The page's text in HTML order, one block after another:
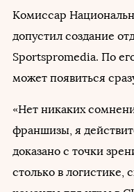
Комиссар
допустил создание
Sportspromedia. По
может появиться
«Нет никаких
франшизы, я
доказано с точки
столько в логистике,